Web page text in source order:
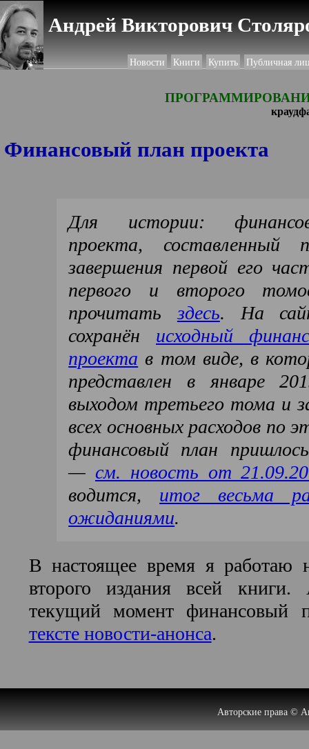
Андрей Викторович
Новости Книги Купить Публичная
Финансовый план проекта
Для истории:
проекта, составленный
завершения первой его
первого и второго
прочитатьздесь. На
сохранён исходный
проекта в том виде, в
представлен в январе
выходом третьего тома и
всех основных расходов по
финансовый план
— см. новость от
водится, итог весьма
ожиданиями.
В настоящее время я работаю
второго издания всей книги.
текущий момент финансовый
тексте новости-анонса.
Авторские права ©